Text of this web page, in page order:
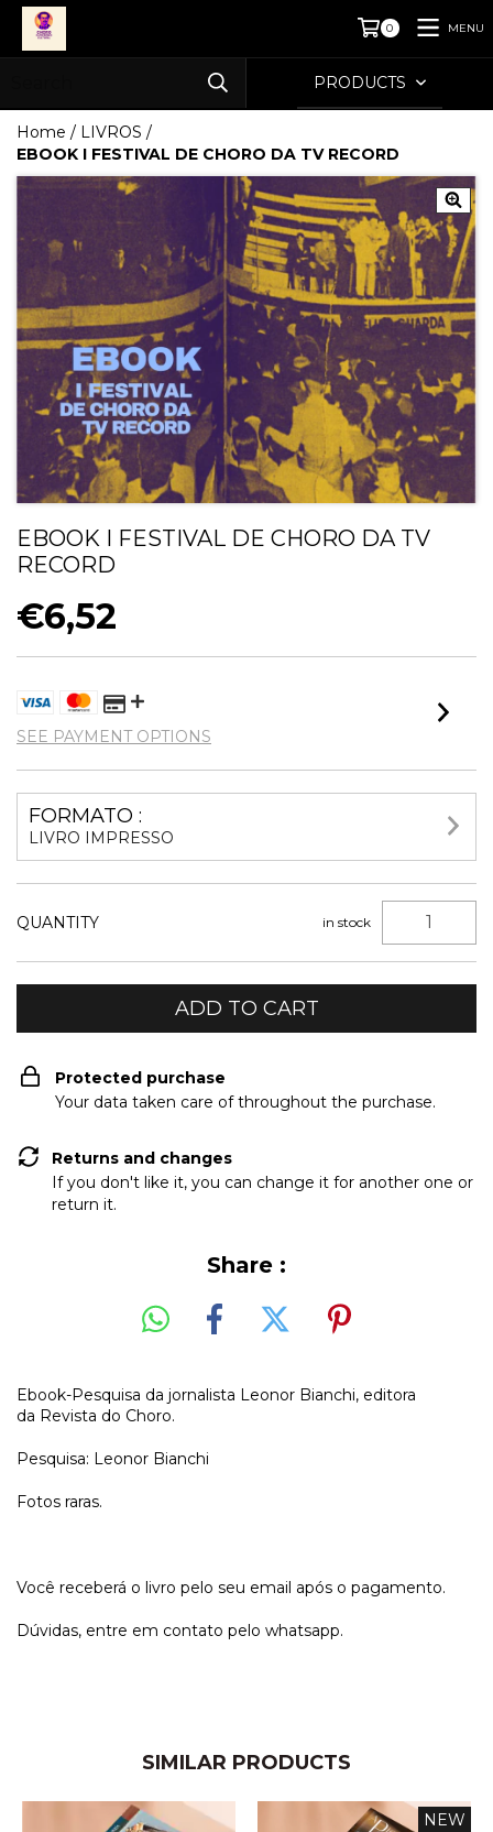
0 MENU
PRODUCTS
Home / LIVROS /
EBOOK I FESTIVAL DE CHORO DA TV RECORD
EBOOK I FESTIVAL DE CHORO DA TV
RECORD
€6,52
SEE PAYMENT OPTIONS
FORMATO :
LIVRO IMPRESSO
QUANTITY in stock
Protected purchase
Your data taken care of throughout the purchase.
Returns and changes
If you don't like it, you can change it for another one or
return it.
Share :
Ebook-Pesquisa da jornalista Leonor Bianchi, editora
da Revista do Choro.
Pesquisa: Leonor Bianchi
Fotos raras.
Você receberá o livro pelo seu email após o pagamento.
Dúvidas, entre em contato pelo whatsapp.
SIMILAR PRODUCTS
NEW